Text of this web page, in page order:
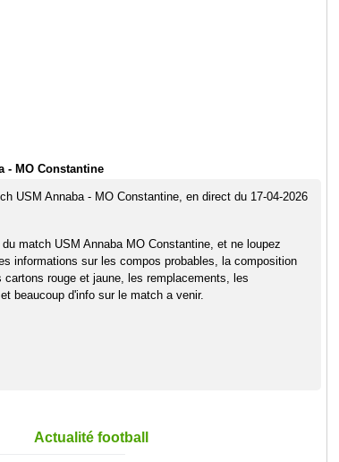
- MO Constantine
USM Annaba - MO Constantine, en direct du 17-04-2026
match USM Annaba MO Constantine, et ne loupez
informations sur les compos probables, la composition
rouge et jaune, les remplacements, les
beaucoup d'info sur le match a venir.
Actualité football